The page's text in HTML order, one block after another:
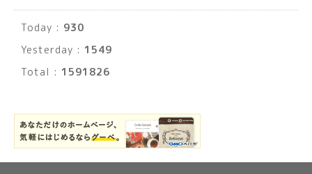
Today : 930
Yesterday : 1549
Total : 1591826